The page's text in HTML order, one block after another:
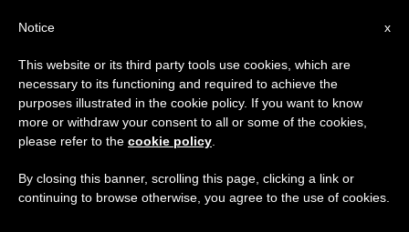
DÍA
Septiembre 28th, 2024
ÚLTIMAS NOTICIAS
×
Aviso importante
Del 27 de julio al 7 de agosto haremos la pausa
anual, aprovechando que en el periodo de verano
se generan menos informaciones y también el
x
Notice
This website or its third party tools use cookies, which are
necessary to its functioning and required to achieve the
purposes illustrated in the cookie policy. If you want to know
more or withdraw your consent to all or some of the cookies,
please refer to the cookie policy
By closing this banner, scrolling this page, clicking a link or
continuing to browse otherwise, you agree to the use of cookies.